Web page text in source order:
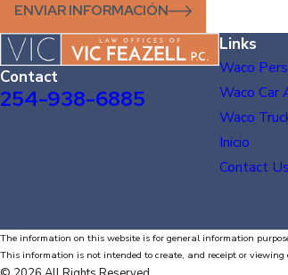
ENVIAR INFORMACIÓN
Contact
254-938-6885
Links
Waco
Waco Car
Waco
Inicio
Contact Us
The information on this website is for general information
This information is not intended to create, and receipt or